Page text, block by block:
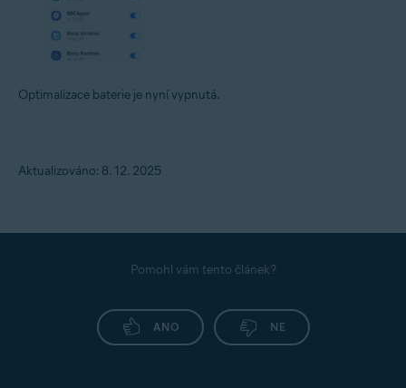
Optimalizace baterie je nyní vypnutá.
Aktualizováno: 8. 12. 2025
Pomohl vám tento článek?
ANO NE